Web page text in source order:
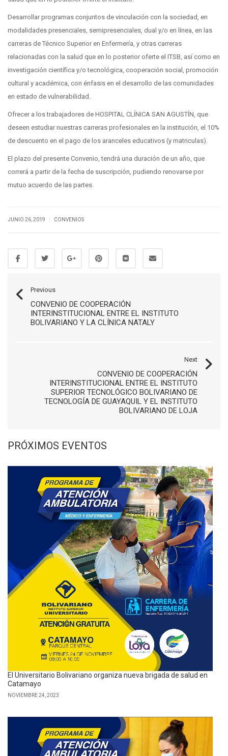
Desarrollar programas conjuntos de vinculación con la sociedad, en
modalidades presenciales, semipresenciales, dual y/o en línea, en las
carreras de Técnico Superior en Enfermería, y otras carreras
relacionadas con la salud que en lo posterior oferte el ITSB, así como en
investigación científica y/o tecnológica, cooperación social, promoción
cultural y académica, con énfasis en el desarrollo de las comunidades
en estado de vulnerabilidad.
Ofrecer a los trabajadores de HOSPITAL CLÍNICA SAN AGUSTÍN, que
deseen estudiar nuestras carreras profesionales en la institución, el 10%
de descuento en el pago de los aranceles educativos (y matriculas).
El plazo del presente Convenio, tendrá una duración de un año, que
correrá a partir de la fecha de suscripción, pudiendo renovarse por
mutuo acuerdo de las partes.
JUNIO 26, 2019 CONVENIOS
Previous
CONVENIO DE COOPERACIÓN
INTERINSTITUCIONAL ENTRE EL INSTITUTO
BOLIVARIANO Y LA CLÍNICA NATALY
Next
CONVENIO DE COOPERACIÓN
INTERINSTITUCIONAL ENTRE EL INSTITUTO
SUPERIOR TECNOLÓGICO BOLIVARIANO DE
TECNOLOGÍA DE GUAYAQUIL Y EL INSTITUTO
BOLIVARIANO DE LOJA
PRÓXIMOS EVENTOS
El Universitario Bolivariano organiza nueva brigada de salud en
Catamayo
NOVIEMBRE 24, 2023